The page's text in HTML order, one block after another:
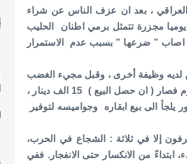
العراقي ، بعد ان عزف الناس عن شراء
مجزرة تتمثل برمي اطنان الحليب
اصاب ” ضرعها ” بسبب عدم الاستمرار
لديه وظيفة أخرى ، وقبل مجيء الغضب
الاسود ” كورونا ” كان سعر ٣٠ لترا من الحليب بحدود 30 الف دينار، اما اليوم فصار ( ان حصل البيع ) 15 الف دينار ،
الى بيع ابقاره وجواميسه لتوفير
إلا في ثلاثة : الشجاع في الحرب،
من الانكسار حتى الانفجار. ففي